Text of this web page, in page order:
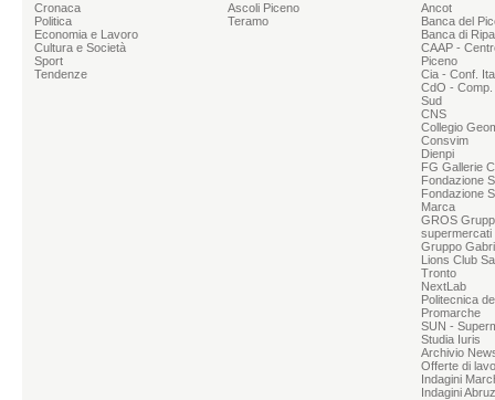
Cronaca
Politica
Economia e Lavoro
Cultura e Società
Sport
Tendenze
Ascoli Piceno
Teramo
Ancot
Banca del
Banca di
CAAP -
Piceno
Cia - Conf.
CdO -
Sud
CNS
Collegio
Consvim
Dienpi
FG Gallerie
Fondazione
Fondazione
Marca
GROS
supermercati
Gruppo
Lions Club
Tronto
NextLab
Politecnica
Promarche
SUN -
Studia Iuris
Archivio
Offerte di
Indagini
Indagini